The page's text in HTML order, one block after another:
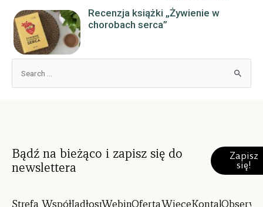
Recenzja książki „Żywienie w
chorobach serca”
Bądź na bieżąco i zapisz się do
newslettera
Zapisz
się!
Strefa Współpraca
JadłospisyWebinaryOfertaWięcejKontakt